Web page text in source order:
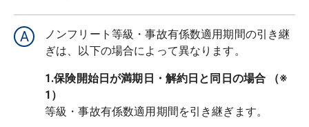
A
ノンフリート等級・事故有係数適用期間の引き継
1.保険開始日が満期日・解約日と同日の場合 （※
1）
等級・事故有係数適用期間を引き継ぎます。